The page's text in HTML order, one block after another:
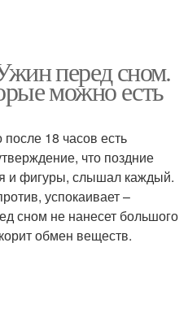
перед сном.
можно есть
18 часов есть
что поздние
и фигуры, слышал каждый.
успокаивает –
сном не нанесет большого
обмен веществ.